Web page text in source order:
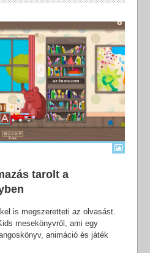
tarolt a
is megszeretteti az olvasást.
mesekönyvről, ami egy
animáció és játék